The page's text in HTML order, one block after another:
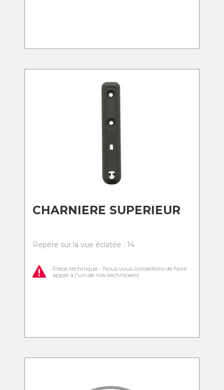
CHARNIERE SUPERIEUR
Repère sur la vue éclatée : 14
Pièce technique - Nous vous conseillons de faire
appel à l'un de nos techniciens